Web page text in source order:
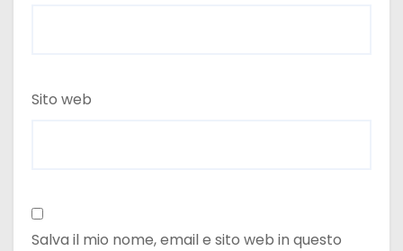
Sito web
Salva il mio nome, email e sito web in questo